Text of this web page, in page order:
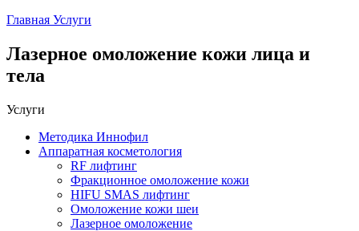
Главная Услуги
Лазерное омоложение кожи лица и
тела
Услуги
Методика Иннофил
Аппаратная косметология
RF лифтинг
Фракционное омоложение кожи
HIFU SMAS лифтинг
Омоложение кожи шеи
Лазерное омоложение